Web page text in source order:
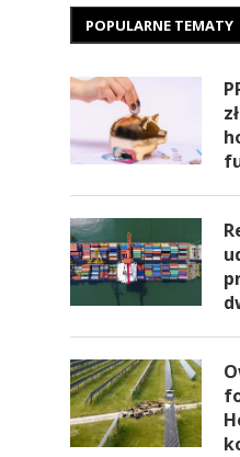
POPULARNE TEMATY